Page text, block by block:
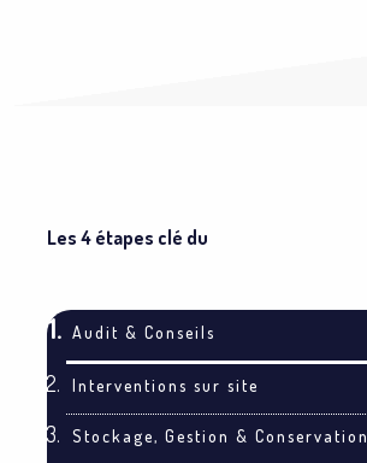
Les 4 étapes clé du
Audit & Conseils
Interventions sur site
Stockage, Gestion & Conservation